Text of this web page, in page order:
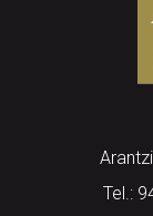
Tel.: